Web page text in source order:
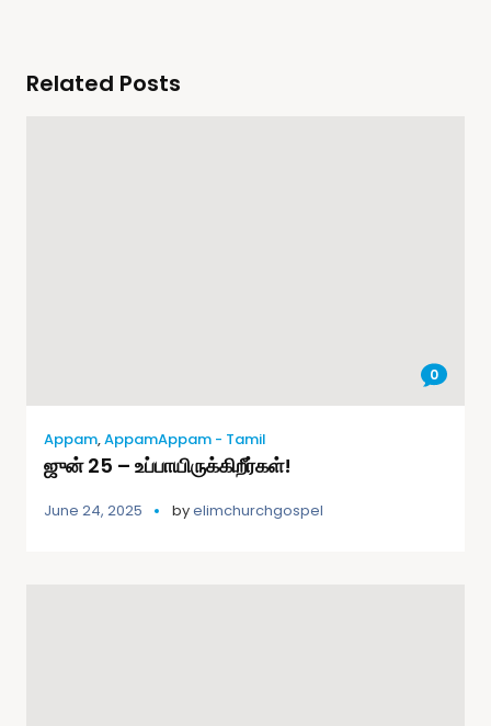
Related Posts
0
Appam,AppamAppam - Tamil
ஜுன் 25 – உப்பாயிருக்கிறீர்கள்!
June 24, 2025 byelimchurchgospel